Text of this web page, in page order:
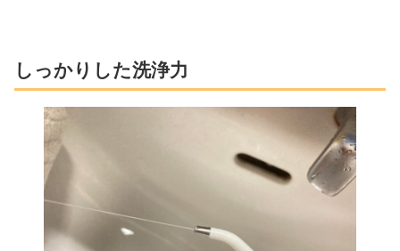
しっかりした洗浄力